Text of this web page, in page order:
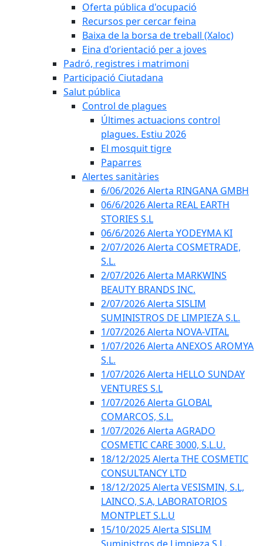
Oferta pública d'ocupació
Recursos per cercar feina
Baixa de la borsa de treball (Xaloc)
Eina d'orientació per a joves
Padró, registres i matrimoni
Participació Ciutadana
Salut pública
Control de plagues
Últimes actuacions control
plagues. Estiu 2026
El mosquit tigre
Paparres
Alertes sanitàries
6/06/2026 Alerta RINGANA GMBH
06/6/2026 Alerta REAL EARTH
STORIES S.L
06/6/2026 Alerta YODEYMA KI
2/07/2026 Alerta COSMETRADE,
S.L.
2/07/2026 Alerta MARKWINS
BEAUTY BRANDS INC.
2/07/2026 Alerta SISLIM
SUMINISTROS DE LIMPIEZA S.L.
1/07/2026 Alerta NOVA-VITAL
1/07/2026 Alerta ANEXOS AROMYA
S.L.
1/07/2026 Alerta HELLO SUNDAY
VENTURES S.L
1/07/2026 Alerta GLOBAL
COMARCOS, S.L.
1/07/2026 Alerta AGRADO
COSMETIC CARE 3000, S.L.U.
18/12/2025 Alerta THE COSMETIC
CONSULTANCY LTD
18/12/2025 Alerta VESISMIN, S.L,
LAINCO, S.A, LABORATORIOS
MONTPLET S.L.U
15/10/2025 Alerta SISLIM